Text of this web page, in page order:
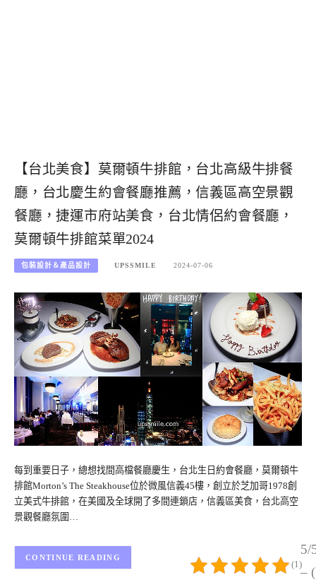
【台北美食】莫爾頓牛排館，台北高級牛排餐
廳，台北慶生約會餐廳推薦，信義區高空景觀
餐廳，捷運市府站美食，台北情侶約會餐廳，
莫爾頓牛排館菜單2024
包裝設計＆產品設計 UPSSMILE 2024-07-06
每到重要日子，總想找間高檔餐廳慶生，台北生日約會餐廳，莫爾頓牛
排館Morton’s The Steakhouse位於微風信義45樓，創立於芝加哥1978創
立美式牛排館，在美國及全球開了多間連鎖店，信義區美食，台北高空
景觀餐廳氛圍…
5/
–
(1)
CONTINUE READING